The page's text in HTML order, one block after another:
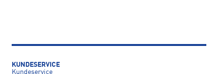
KUNDESERVICE
Kundeservice